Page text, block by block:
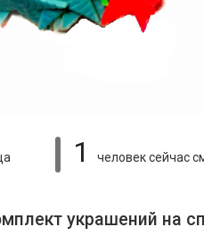
1 человек сейчас
украшений на